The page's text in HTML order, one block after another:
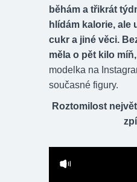
běhám a třikrát
hlídám kalorie, ale
cukr a jiné věci.
měla o pět kilo
modelka na
současné figury.
Roztomilost